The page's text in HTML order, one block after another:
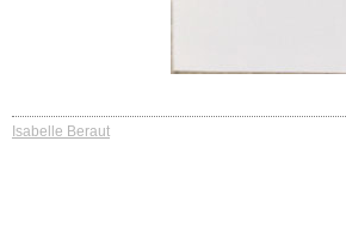
Isabelle Beraut